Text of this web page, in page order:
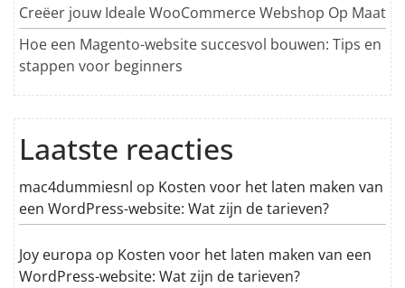
Creëer jouw Ideale WooCommerce Webshop Op Maat
Hoe een Magento-website succesvol bouwen: Tips en
stappen voor beginners
Laatste reacties
mac4dummiesnl op Kosten voor het laten maken van
een WordPress-website: Wat zijn de tarieven?
Joy europa op Kosten voor het laten maken van een
WordPress-website: Wat zijn de tarieven?